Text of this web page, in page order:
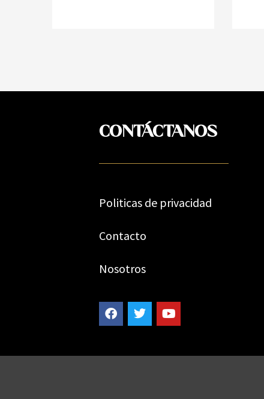
CONTÁCTANOS
Politicas de privacidad
Contacto
Nosotros